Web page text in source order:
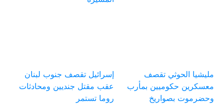
مليشيا الحوثي تقصف
معسكرين حكوميين بمأرب
وحضرموت بصواريخ
إسرائيل تقصف جنوب لبنان
عقب مقتل جنديين ومحادثات
روما تستمر